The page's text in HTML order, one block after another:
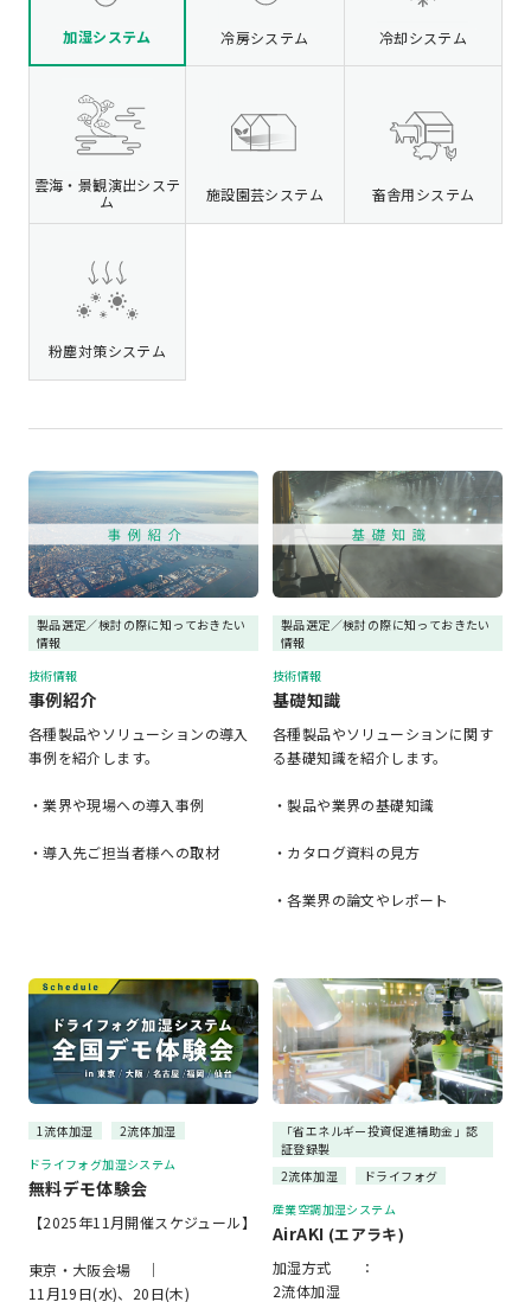
加湿システム 冷房システム 冷却システム
雲海・景観演出システ
ム
施設園芸システム 畜舎用システム
粉塵対策システム
製品選定／検討の際に知っておきたい
情報
技術情報
事例紹介
各種製品やソリューションの導入
事例を紹介します。
・業界や現場への導入事例
・導入先ご担当者様への取材
製品選定／検討の際に知っておきたい
情報
技術情報
基礎知識
各種製品やソリューションに関す
る基礎知識を紹介します。
・製品や業界の基礎知識
・カタログ資料の見方
・各業界の論文やレポート
1流体加湿
2流体加湿
ドライフォグ加湿システム
無料デモ体験会
【2025年11月開催スケジュール】
東京・大阪会場 ｜
11月19日(水)、20日(木)
「省エネルギー投資促進補助金」認
証登録製
2流体加湿
ドライフォグ
産業空調加湿システム
AirAKI (エアラキ)
加湿方式 ：
2流体加湿